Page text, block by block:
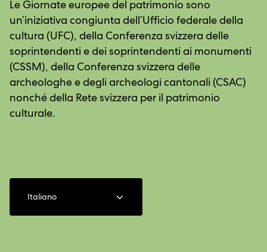
Le Giornate europee del patrimonio sono
un’iniziativa congiunta dell’Ufficio federale della
cultura (UFC), della Conferenza svizzera delle
soprintendenti e dei soprintendenti ai monumenti
(CSSM), della Conferenza svizzera delle
archeologhe e degli archeologi cantonali (CSAC)
nonché della Rete svizzera per il patrimonio
culturale.
Italiano